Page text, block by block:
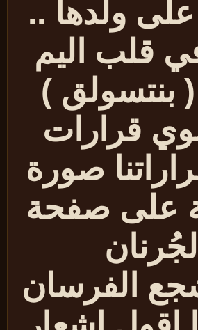
ولدها ..
قلب اليم
بنتسولق )
قرارات
صورة
على صفحة
الفرسان